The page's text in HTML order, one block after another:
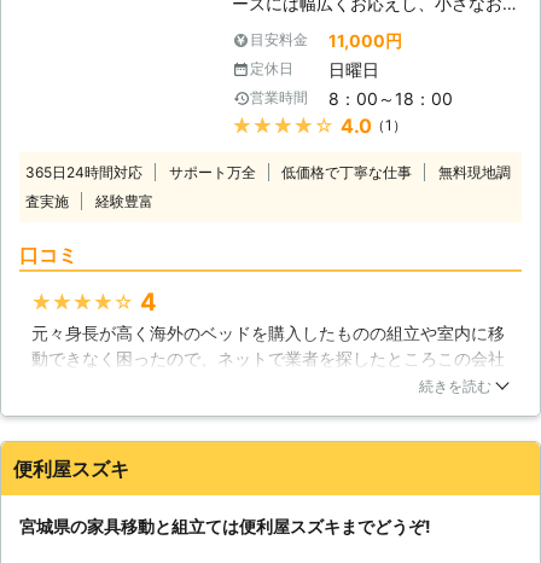
りごとから高難易度のご依頼でも、可
能な限り対応させていただきます。家
具組立や家具移動といったお一人では
難しい作業でも、お客様のご要望に応
じて作業員を向かわせ、様々な形でお
立は慣れていない方だと失敗してしま
悩みは当社が解消致します。 【家具
組立の失敗談】 お客様からいただい
たご相談に「家具を組み立てたが何か
立を行ったところ問題なく使用できる
目安料金 11,000円
定休日 日曜日
営業時間 8：00～18：00
★★★★★ 4.0（1）
365日24時間対応 サポート万全 低価格で丁寧な仕事
無料現地調
査実施
経験豊富
口コミ
★★★★★ 4
元々身長が高く海外のベッドを購入したものの組立や室内に移
動できなく困ったので、ネットで業者を探したところこの会社
を見つけました。問合わせて2，3日ほど返信に時間がかかりま
んだので、作業を依頼して良かったと思います。なのでこれを
機にもし家具や家財の件で何かあったらこの会社を利用したい
続きを読む
便利屋スズキ
宮城県の家具移動と組立ては便利屋スズキまでどうぞ!